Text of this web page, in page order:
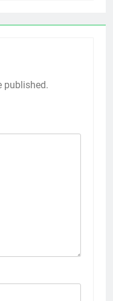
published.